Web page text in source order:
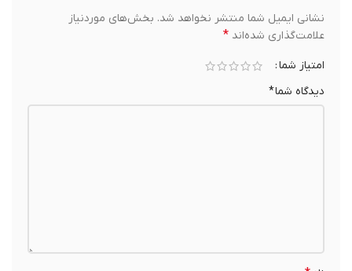
نشانی ایمیل شما منتشر نخواهد شد. بخش‌های موردنیاز
علامت‌گذاری شده‌اند*
امتیاز شما
دیدگاه شما*